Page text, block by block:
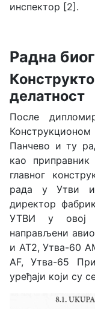
инспектор [2].
Радна
делатност
После
Панчево и ту
као
главног
рада у Утви
директор
УТВИ у овој
направљени
и АТ2, Утва-60
AF, Утва-65
уређаји који су